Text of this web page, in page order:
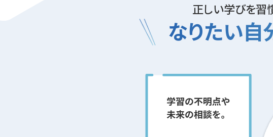
正しい学びを習
なりたい自